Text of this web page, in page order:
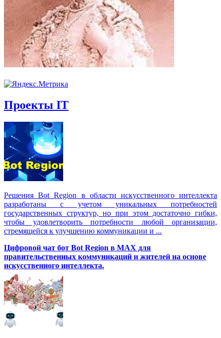
Проекты IT
Решения Вot Region в области искусственного интеллекта
разработаны с учетом уникальных потребностей
государственных структур, но при этом достаточно гибки,
чтобы удовлетворить потребности любой организации,
стремящейся к улучшению коммуникации и ...
Цифровой чат бот Вot Region в MAX для
правительственных коммуникаций и жителей на основе
искусственного интеллекта.